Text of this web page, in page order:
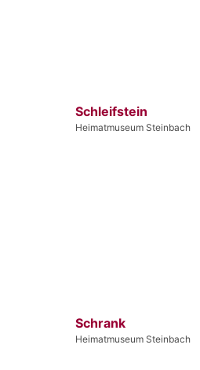
Schleifstein
Heimatmuseum Steinbach
Schrank
Heimatmuseum Steinbach